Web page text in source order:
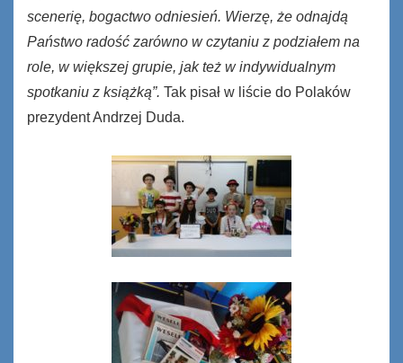
scenerię, bogactwo odniesień. Wierzę, że odnajdą
Państwo radość zarówno w czytaniu z podziałem na
role, w większej grupie, jak też w indywidualnym
spotkaniu z książką”. Tak pisał w liście do Polaków
prezydent Andrzej Duda.